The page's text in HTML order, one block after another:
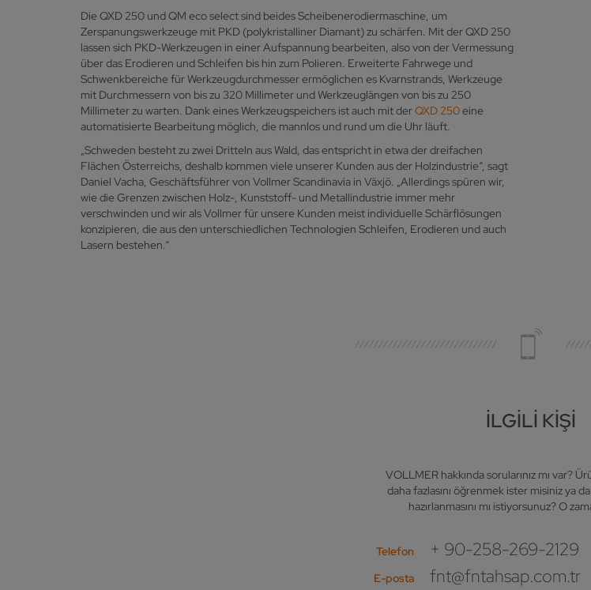
Die QXD 250 und QM eco select sind beides Scheibenerodiermaschine, um
Zerspanungswerkzeuge mit PKD (polykristalliner Diamant) zu schärfen. Mit der QXD 250
lassen sich PKD-Werkzeugen in einer Aufspannung bearbeiten, also von der Vermessung
über das Erodieren und Schleifen bis hin zum Polieren. Erweiterte Fahrwege und
Schwenkbereiche für Werkzeugdurchmesser ermöglichen es Kvarnstrands, Werkzeuge
mit Durchmessern von bis zu 320 Millimeter und Werkzeuglängen von bis zu 250
Millimeter zu warten. Dank eines Werkzeugspeichers ist auch mit derQXD 250eine
automatisierte Bearbeitung möglich, die mannlos und rund um die Uhr läuft.
„Schweden besteht zu zwei Dritteln aus Wald, das entspricht in etwa der dreifachen
Flächen Österreichs, deshalb kommen viele unserer Kunden aus der Holzindustrie“, sagt
Daniel Vacha, Geschäftsführer von Vollmer Scandinavia in Växjö. „Allerdings spüren wir,
wie die Grenzen zwischen Holz-, Kunststoff- und Metallindustrie immer mehr
verschwinden und wir als Vollmer für unsere Kunden meist individuelle Schärflösungen
konzipieren, die aus den unterschiedlichen Technologien Schleifen, Erodieren und auch
Lasern bestehen.“
İLGILI KIŞI
VOLLMER hakkında sorularınız mı var?
daha fazlasını öğrenmek ister misiniz ya
hazırlanmasını mı istiyorsunuz? O
Telefon + 90-258-269-2129
E-posta fnt@fntahsap.com.tr